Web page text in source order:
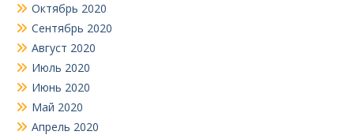
Октябрь 2020
Сентябрь 2020
Август 2020
Июль 2020
Июнь 2020
Май 2020
Апрель 2020